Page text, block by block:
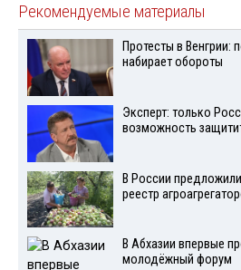
Рекомендуемые материалы
Протесты в Венгрии:
набирает обороты
Эксперт: только
возможность
В России
реестр
В Абхазии впервые
молодёжный форум